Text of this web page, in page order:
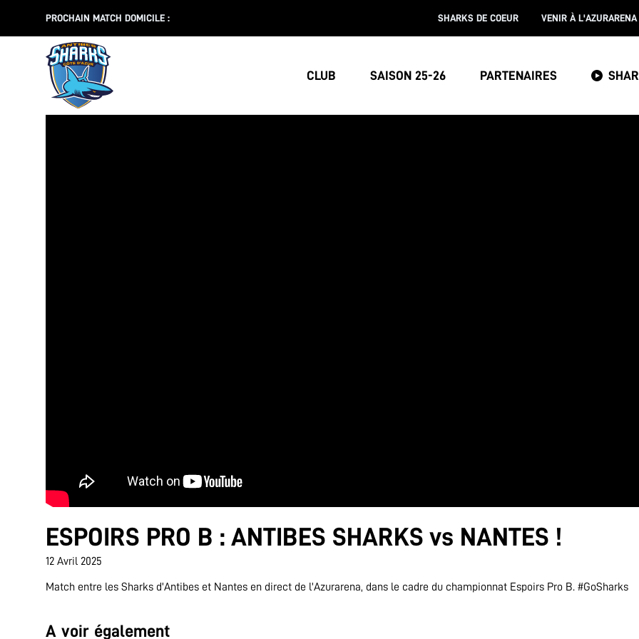
PROCHAIN MATCH DOMICILE : SHARKS DE COEUR VENIR À L'AZURARENA
CLUB SAISON 25-26 PARTENAIRES
ESPOIRS PRO B : ANTIBES SHARKS vs NANTES !
12 Avril 2025
Match entre les Sharks d'Antibes et Nantes en direct de l'Azurarena, dans le cadre du championnat Espoirs Pro B. #GoSharks
A voir également